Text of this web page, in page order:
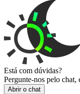
Está com dúvidas?
Pergunte-nos pelo chat,
Abrir o chat